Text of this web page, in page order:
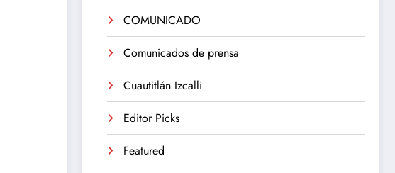
COMUNICADO
Comunicados de prensa
Cuautitlán Izcalli
Editor Picks
Featured